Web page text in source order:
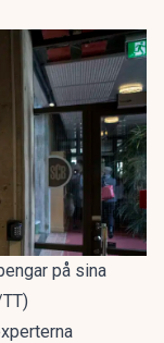
på sina